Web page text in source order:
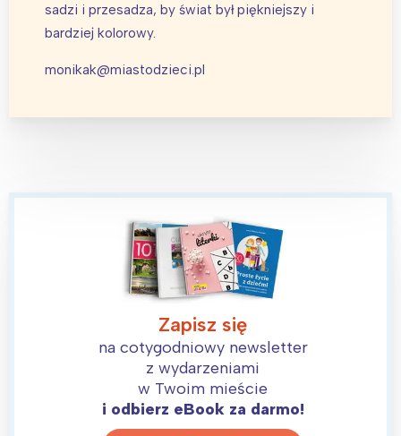
sadzi i przesadza, by świat był piękniejszy i
bardziej kolorowy.
monikak@miastodzieci.pl
Zapisz się
na cotygodniowy newsletter
z wydarzeniami
w Twoim mieście
i odbierz eBook za darmo!